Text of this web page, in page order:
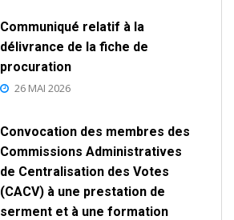
Communiqué relatif à la
délivrance de la fiche de
procuration
26 MAI 2026
Convocation des membres des
Commissions Administratives
de Centralisation des Votes
(CACV) à une prestation de
serment et à une formation